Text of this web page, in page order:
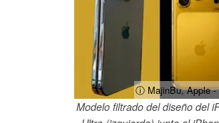
ⓘ MajinBu, Apple -
Modelo filtrado del diseño del